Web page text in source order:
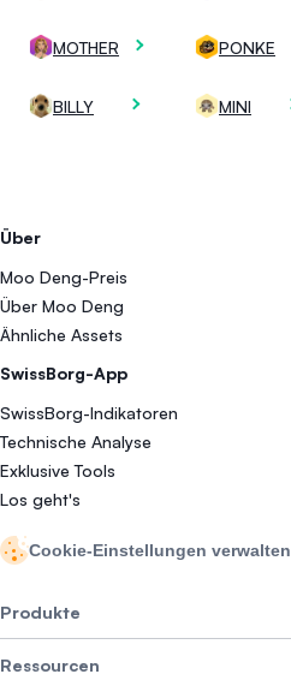
Über
Moo Deng-Preis
Über Moo Deng
Ähnliche Assets
SwissBorg-App
SwissBorg-Indikatoren
Technische Analyse
Exklusive Tools
Los geht's
MOTHER PONKE
BILLY MINI
Cookie-Einstellungen verwalten
Produkte
Smart Exchange
Ressourcen